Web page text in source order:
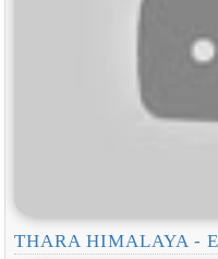
THARA HIMALAYA -